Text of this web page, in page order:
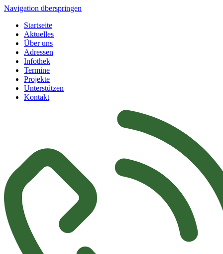
Navigation überspringen
Startseite
Aktuelles
Über uns
Adressen
Infothek
Termine
Projekte
Unterstützen
Kontakt